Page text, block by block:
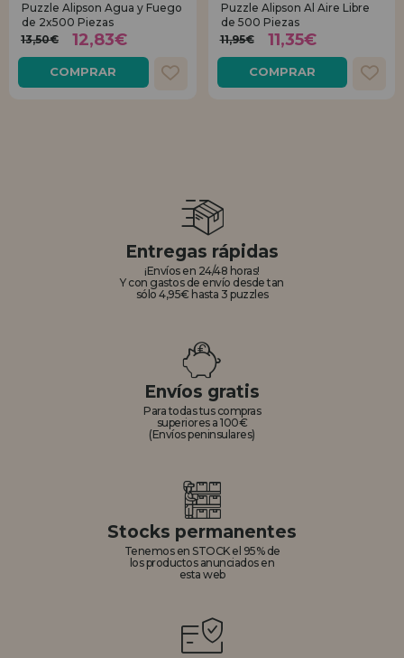
Puzzle Alipson Agua y Fuego
de 2x500 Piezas
13,50€
12,83€
COMPRAR
Puzzle Alipson Al Aire Libre
de 500 Piezas
11,95€
11,35€
COMPRAR
Entregas rápidas
¡Envíos en 24/48 horas!
Y con gastos de envío desde tan
sólo 4,95€ hasta 3 puzzles
Envíos gratis
Para todas tus compras
superiores a 100€
(Envíos peninsulares)
Stocks permanentes
Tenemos en STOCK el 95% de
los productos anunciados en
esta web